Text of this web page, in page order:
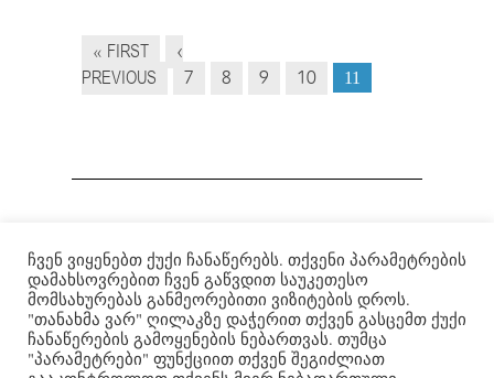
« FIRST
‹
PREVIOUS
7 8 9 10 11
Institute for War and Peace Reporting|ომისა და მშვიდობის
გაშუქების ინსტიტუტი| © 2007-2022
ჩვენ ვიყენებთ ქუქი ჩანაწერებს. თქვენი პარამეტრების
დამახსოვრებით ჩვენ გაწვდით საუკეთესო
მომსახურებას განმეორებითი ვიზიტების დროს.
"თანახმა ვარ" ღილაკზე დაჭერით თქვენ გასცემთ ქუქი
ჩანაწერების გამოყენების ნებართვას. თუმცა
"პარამეტრები" ფუნქციით თქვენ შეგიძლიათ